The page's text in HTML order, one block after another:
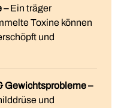
–Ein träger
Toxine können
und
Gewichtsprobleme –
und